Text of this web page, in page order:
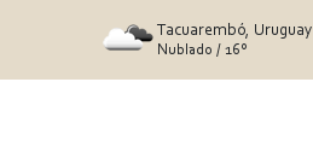
Tacuarembó, Uruguay
Nublado / 16°